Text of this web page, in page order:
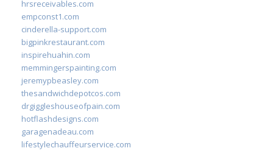
hrsreceivables.com
empconst1.com
cinderella-support.com
bigpinkrestaurant.com
inspirehuahin.com
memmingerspainting.com
jeremypbeasley.com
thesandwichdepotcos.com
drgiggleshouseofpain.com
hotflashdesigns.com
garagenadeau.com
lifestylechauffeurservice.com